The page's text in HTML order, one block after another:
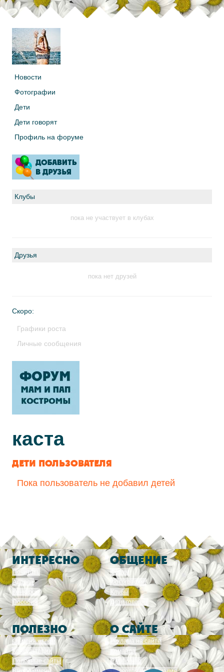
Новости
Фотографии
Дети
Дети говорят
Профиль на форуме
Клубы
пока не участвует в клубах
Друзья
пока нет друзей
Скоро:
Графики роста
Личные сообщения
каста
ДЕТИ ПОЛЬЗОВАТЕЛЯ
Пока пользователь не добавил детей
ИНТЕРЕСНО
Почитать
Адреса
Конкурсы
Пособия
ОБЩЕНИЕ
Форум
Фотографии
Клубы
Дети говорят
ПОЛЕЗНО
От меня к тебе
Консультации
Полезные сайты
О САЙТЕ
Реклама на сайте
Команда
СМИ о нас